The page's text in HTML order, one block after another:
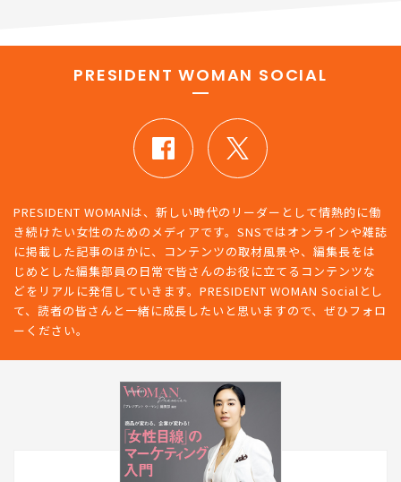
PRESIDENT WOMAN SOCIAL
PRESIDENT WOMANは、新しい時代のリーダーとして情熱的に働
き続けたい女性のためのメディアです。SNSではオンラインや雑誌
に掲載した記事のほかに、コンテンツの取材風景や、編集長をは
じめとした編集部員の日常で皆さんのお役に立てるコンテンツな
どをリアルに発信していきます。PRESIDENT WOMAN Socialとし
て、読者の皆さんと一緒に成長したいと思いますので、ぜひフォロ
ーください。